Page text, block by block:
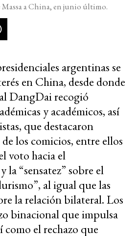
a China, en junio último.
argentinas se
en China, desde donde
DangDai recogió
y académicos, así
que destacaron
los comicios, entre ellos
voto hacia el
la “sensatez” sobre el
al igual que las
la relación bilateral. Los
binacional que impulsa
como el rechazo que